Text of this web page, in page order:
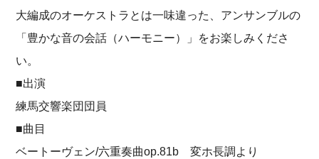
大編成のオーケストラとは一味違った、アンサンブルの
「豊かな音の会話（ハーモニー）」をお楽しみくださ
い。
■出演
練馬交響楽団団員
■曲目
ベートーヴェン/六重奏曲op.81b 変ホ長調より